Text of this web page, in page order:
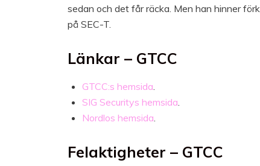
sedan och det får räcka. Men han hinner
på SEC-T.
Länkar – GTCC
GTCC:s hemsida.
SIG Securitys hemsida.
Nordlos hemsida.
Felaktigheter – GTCC